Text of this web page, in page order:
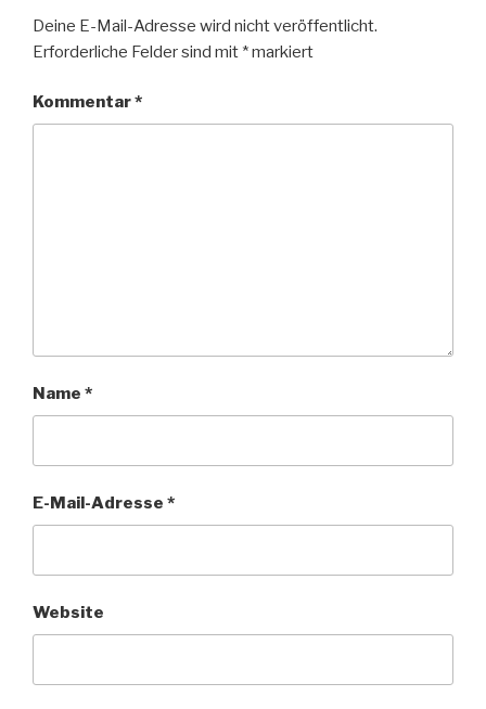
Deine E-Mail-Adresse wird nicht veröffentlicht.
Erforderliche Felder sind mit *markiert
Kommentar*
Name *
E-Mail-Adresse *
Website